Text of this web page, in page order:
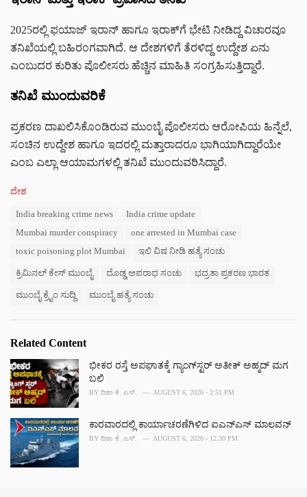
2025ರಲ್ಲಿ ಫಯಾಜ್ ಇರಾನ್ ಹಾಗೂ ಇರಾಕ್‌ಗೆ ಭೇಟಿ ನೀಡಿದ್ದ ವಿಚಾರವೂ
ತನಿಖೆಯಲ್ಲಿ ಬಹಿರಂಗವಾಗಿದೆ. ಆ ದೇಶಗಳಿಗೆ ತೆರಳಿದ್ದ ಉದ್ದೇಶ ಏನು
ಎಂಬುದರ ಕುರಿತು ಪೊಲೀಸರು ಹೆಚ್ಚಿನ ಮಾಹಿತಿ ಸಂಗ್ರಹಿಸುತ್ತಿದ್ದಾರೆ.
ತನಿಖೆ ಮುಂದುವರಿಕೆ
ಪ್ರಕರಣ ದಾಖಲಿಸಿಕೊಂಡಿರುವ ಮುಂಬೈ ಪೊಲೀಸರು ಆರೋಪಿಯ ಹಿನ್ನೆಲೆ,
ಸಂಚಿನ ಉದ್ದೇಶ ಹಾಗೂ ಇದರಲ್ಲಿ ಮತ್ತಾರಾದರೂ ಭಾಗಿಯಾಗಿದ್ದಾರೆಯೇ
ಎಂಬ ಎಲ್ಲಾ ಆಯಾಮಗಳಲ್ಲಿ ತನಿಖೆ ಮುಂದುವರಿಸಿದ್ದಾರೆ.
C
ದೇಶ
India breaking crime news
India crime update
Mumbai murder conspiracy
one arrested in Mumbai case
toxic poisoning plot Mumbai
ಇಲಿ ವಿಷ ನೀಡಿ ಹತ್ಯೆ ಸಂಚು
ಕ್ರಿಮಿನಲ್ ಕೇಸ್ ಮುಂಬೈ ದೊಡ್ಡ ಅಪರಾಧ ಸಂಚು ಭದ್ರತಾ ಪ್ರಕರಣ ಭಾರತ
ಮುಂಬೈ ಕ್ರೈಂ ಸುದ್ದಿ ಮುಂಬೈ ಹತ್ಯೆ ಸಂಚು
Related Content
ಭೀಕರ ರಸ್ತೆ ಅಪಘಾತಕ್ಕೆ ಗ್ಯಾಂಗ್‌ಸ್ಟರ್ ಅತೀಕ್ ಅಹ್ಮದ್ ಮಗ
ಬಲಿ
BY ದಿಶಾ ಕೆ. ಎಸ್. AUGUST 6, 2026 - 2:51 PM
ಕಾರವಾರದಲ್ಲಿ ಕಾರ್ಯಾಚರಣೆಗಿಳಿದ ಐಎನ್‌ಎಸ್ ಮಾಲವನ್
BY ದಿಶಾ ಕೆ. ಎಸ್. AUGUST 6, 2026 - 12:30 PM